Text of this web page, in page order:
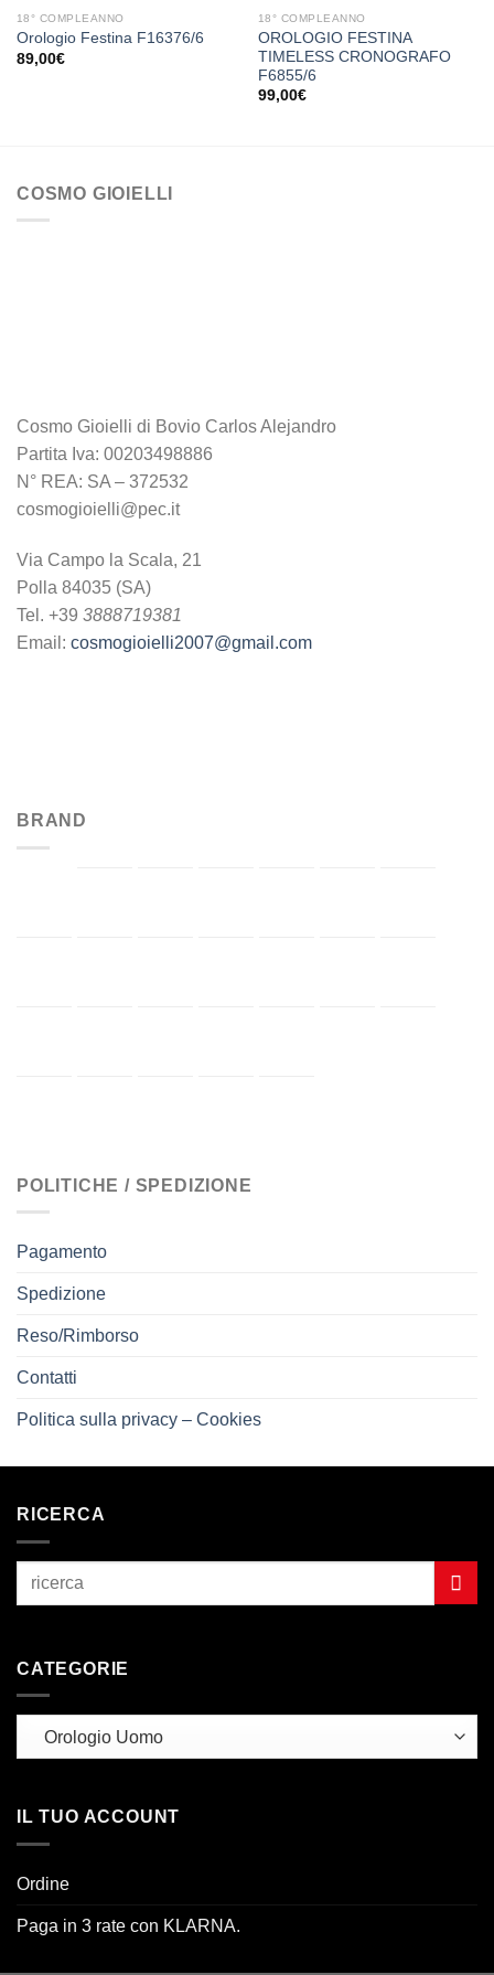
18° COMPLEANNO
Orologio Festina F16376/6
89,00€
18° COMPLEANNO
OROLOGIO FESTINA
TIMELESS CRONOGRAFO
F6855/6
99,00€
COSMO GIOIELLI
Cosmo Gioielli di Bovio Carlos Alejandro
Partita Iva: 00203498886
N° REA: SA – 372532
cosmogioielli@pec.it
Via Campo la Scala, 21
Polla 84035 (SA)
Tel. +39 3888719381
Email: cosmogioielli2007@gmail.com
BRAND
POLITICHE / SPEDIZIONE
Pagamento
Spedizione
Reso/Rimborso
Contatti
Politica sulla privacy – Cookies
RICERCA
CATEGORIE
IL TUO ACCOUNT
Ordine
Paga in 3 rate con KLARNA.